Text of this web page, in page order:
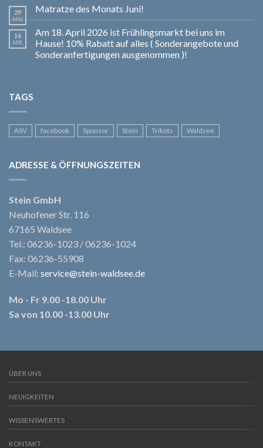
29
MAI
Matratze des Monats Juni!
16
APR.
Am 18. April 2026 ist Frühlingsmarkt bei uns im
Hause! 10% Rabatt auf alles ( Sonderangebote und
Sonderanfertigungen ausgenommen )!
TAGS
ASV facebook Sponsor Stein Trikots Waldsee
ADRESSE & ÖFFNUNGSZEITEN
Stein GmbH
Neuhofener Str. 116
67165 Waldsee
Tel.: 06236-1023 / 06236-1024
Fax: 06236-55908
E-Mail: service@stein-waldsee.de
Mo - Fr 9.00 -18.00 Uhr
Sa von 10.00 -13.00 Uhr
ÜBER UNS
NEUIGKEITEN
WISSENSWERTES
KONTAKT